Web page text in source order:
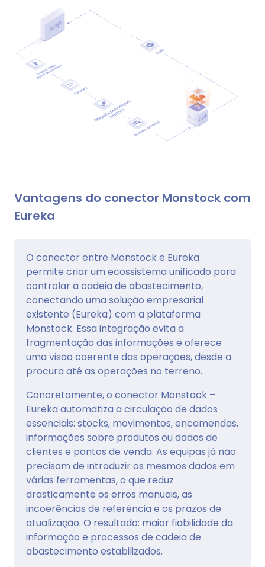
Vantagens do conector Monstock com
Eureka
O conector entre Monstock e Eureka
permite criar um ecossistema unificado para
controlar a cadeia de abastecimento,
conectando uma solução empresarial
existente (Eureka) com a plataforma
Monstock. Essa integração evita a
fragmentação das informações e oferece
uma visão coerente das operações, desde a
procura até as operações no terreno.
Concretamente, o conector Monstock –
Eureka automatiza a circulação de dados
essenciais: stocks, movimentos, encomendas,
informações sobre produtos ou dados de
clientes e pontos de venda. As equipas já não
precisam de introduzir os mesmos dados em
várias ferramentas, o que reduz
drasticamente os erros manuais, as
incoerências de referência e os prazos de
atualização. O resultado: maior fiabilidade da
informação e processos de cadeia de
abastecimento estabilizados.